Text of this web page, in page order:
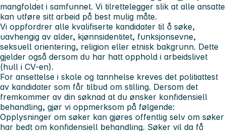
mangfoldet i samfunnet. Vi tilrettelegger slik at alle ansatte
kan utføre sitt arbeid på best mulig måte.
Vi oppfordrer alle kvalifiserte kandidater til å søke,
uavhengig av alder, kjønnsidentitet, funksjonsevne,
seksuell orientering, religion eller etnisk bakgrunn. Dette
gjelder også dersom du har hatt opphold i arbeidslivet
(hull i CV-en).
For ansettelse i skole og tannhelse kreves det politiattest
av kandidater som får tilbud om stilling. Dersom det
fremkommer av din søknad at du ønsker konfidensiell
behandling, gjør vi oppmerksom på følgende:
Opplysninger om søker kan gjøres offentlig selv om søker
har bedt om konfidensiell behandling. Søker vil da få